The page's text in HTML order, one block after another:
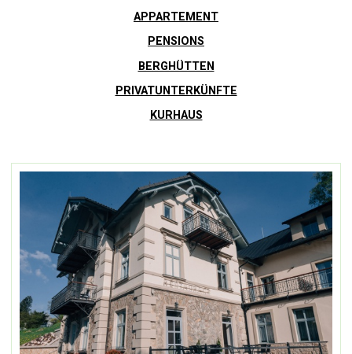
APPARTEMENT
PENSIONS
BERGHÜTTEN
PRIVATUNTERKÜNFTE
KURHAUS